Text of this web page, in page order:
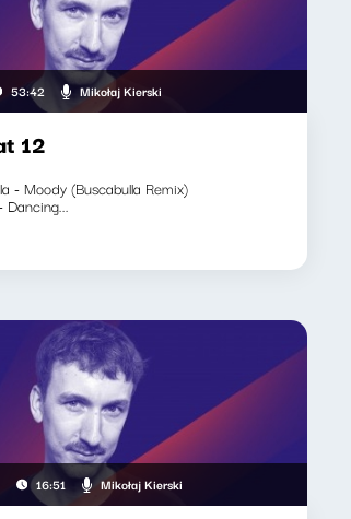
53:42 Mikołaj Kierski
12
- Moody (Buscabulla Remix)
Dancing...
16:51 Mikołaj Kierski